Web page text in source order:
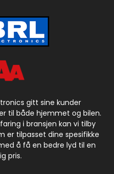
gitt sine kunder
til både hjemmet og bilen.
i bransjen kan vi tilby
er tilpasset dine spesifikke
å få en bedre lyd til en
pris.